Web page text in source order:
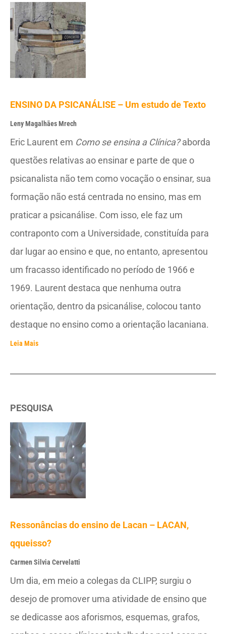
ENSINO DA PSICANÁLISE – Um estudo de Texto
Leny Magalhães Mrech
Eric Laurent em Como se ensina a Clínica?aborda
questões relativas ao ensinar e parte de que o
psicanalista não tem como vocação o ensinar, sua
formação não está centrada no ensino, mas em
praticar a psicanálise. Com isso, ele faz um
contraponto com a Universidade, constituída para
dar lugar ao ensino e que, no entanto, apresentou
um fracasso identificado no período de 1966 e
1969. Laurent destaca que nenhuma outra
orientação, dentro da psicanálise, colocou tanto
destaque no ensino como a orientação lacaniana.
Leia Mais
PESQUISA
Ressonâncias do ensino de Lacan – LACAN,
qqueisso?
Carmen Silvia Cervelatti
Um dia, em meio a colegas da CLIPP, surgiu o
desejo de promover uma atividade de ensino que
se dedicasse aos aforismos, esquemas, grafos,